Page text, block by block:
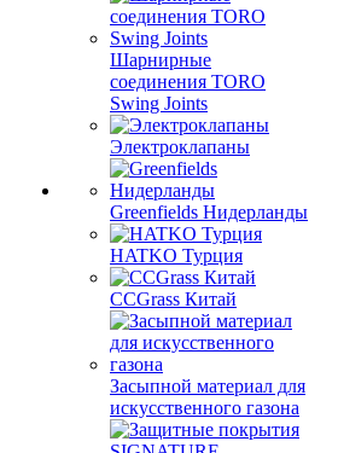
Шарнирные
соединения TORO
Swing Joints
Электроклапаны
Greenfields Нидерланды
HATKO Турция
CCGrass Китай
Засыпной материал для
искусственного газона